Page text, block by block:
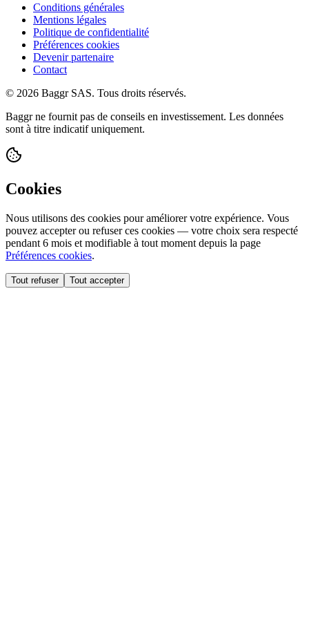
Conditions générales
Mentions légales
Politique de confidentialité
Préférences cookies
Devenir partenaire
Contact
© 2026 Baggr SAS. Tous droits réservés.
Baggr ne fournit pas de conseils en investissement. Les données
sont à titre indicatif uniquement.
Cookies
Nous utilisons des cookies pour améliorer votre expérience. Vous
pouvez accepter ou refuser ces cookies — votre choix sera respecté
pendant 6 mois et modifiable à tout moment depuis la page
Préférences cookies.
Tout refuser Tout accepter